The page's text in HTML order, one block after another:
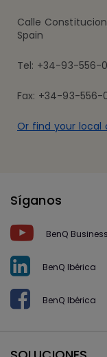
Calle
Spain
Tel: +34-93-556-
Fax: +34-93-556-
Or find your local
Síganos
BenQ
BenQ Ibérica
BenQ Ibérica